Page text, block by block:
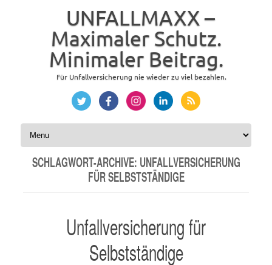
UNFALLMAXX –
Maximaler Schutz.
Minimaler Beitrag.
Für Unfallversicherung nie wieder zu viel bezahlen.
Zum Inhalt springen
SCHLAGWORT-ARCHIVE: UNFALLVERSICHERUNG
FÜR SELBSTSTÄNDIGE
Unfallversicherung für
Selbstständige